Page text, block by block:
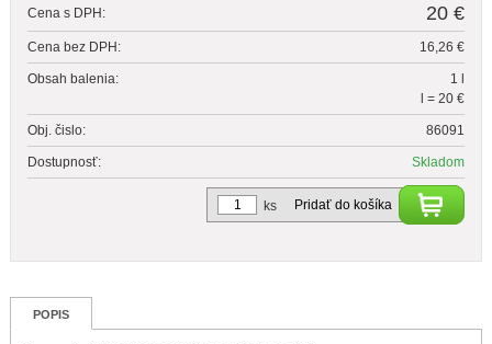
Cena s DPH: 20 €
Cena bez DPH: 16,26 €
Obsah balenia:
1 l
l = 20 €
Obj. čislo: 86091
Dostupnosť: Skladom
Pridať do košíka
ks
POPIS